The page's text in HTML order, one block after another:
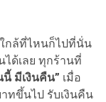
กล้ที่ไหนก็ไปที่นั่น
ด้เลย ทุกร้านที่
นี้ มีเงินคืน” เมื่อ
ทขึ้นไป รับเงินคืน